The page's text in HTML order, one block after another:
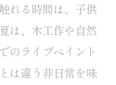
家族時間が深
グに学ぶ楽し
れる時間は、子供
は、木工作や自然
のライブペイント
は違う非日常を味